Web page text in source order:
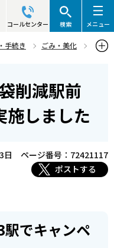
コールセンター 検索 メニュー
手続き
ごみ・美化
施しました
削減駅前
施しました
日
ページ番号：72421117
ポストする
でキャンペ